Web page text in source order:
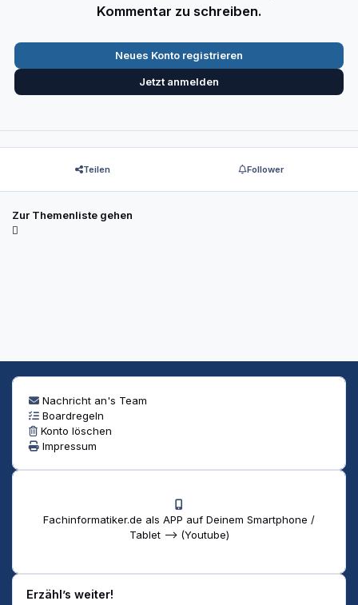
Kommentar zu schreiben.
Neues Konto registrieren
Jetzt anmelden
Teilen Follower
Zur Themenliste gehen
Nachricht an's Team
Boardregeln
Konto löschen
Impressum
Fachinformatiker.de als APP auf Deinem Smartphone /
Tablet --> (Youtube)
Erzähl’s weiter!